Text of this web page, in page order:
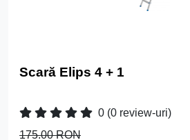
Scară Elips 4 + 1
0 (0 review-uri)
175.00 RON